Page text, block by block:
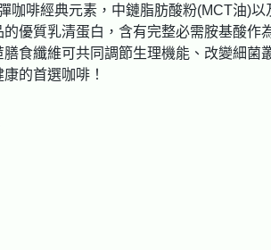
咖啡經典元素，中鏈脂肪酸粉(MCT油)
優質乳清蛋白，含有完整必需胺基酸
食纖維可共同調節生理機能、改變細
的首選咖啡！